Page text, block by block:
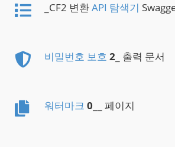
_CF2 변환API 탐색기
비밀번호 보호 2 _ 출력 문서
워터마크 0 __ 페이지